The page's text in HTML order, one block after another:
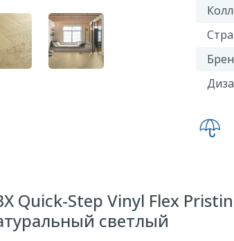
Quick-Step Vinyl Flex
светлый